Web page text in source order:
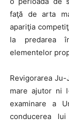
faţă de arta
apariţia
la predarea
elementelor
Revigorarea
mare ajutor ni
examinare a
conducerea